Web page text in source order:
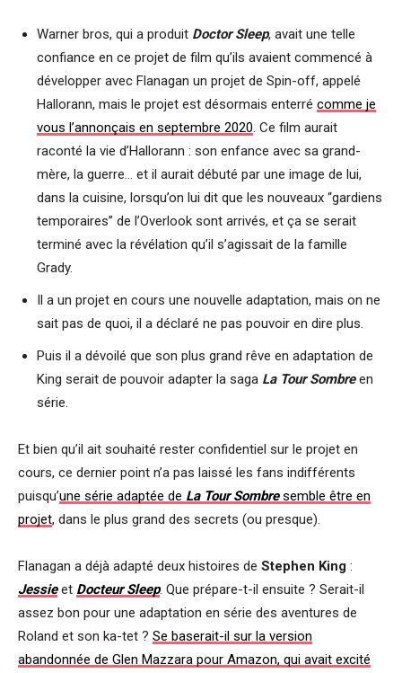
Warner bros, qui a produit Doctor Sleep, avait une telle
confiance en ce projet de film qu’ils avaient commencé à
développer avec Flanagan un projet de Spin-off, appelé
Hallorann, mais le projet est désormais enterré comme je
vous l’annonçais en septembre 2020. Ce film aurait
raconté la vie d’Hallorann : son enfance avec sa grand-
mère, la guerre… et il aurait débuté par une image de lui,
dans la cuisine, lorsqu’on lui dit que les nouveaux “gardiens
temporaires” de l’Overlook sont arrivés, et ça se serait
terminé avec la révélation qu’il s’agissait de la famille
Grady.
Il a un projet en cours une nouvelle adaptation, mais on ne
sait pas de quoi, il a déclaré ne pas pouvoir en dire plus.
Puis il a dévoilé que son plus grand rêve en adaptation de
King serait de pouvoir adapter la saga La Tour Sombreen
série.
Et bien qu’il ait souhaité rester confidentiel sur le projet en
cours, ce dernier point n’a pas laissé les fans indifférents
puisqu’une série adaptée de La Tour Sombresemble être en
projet, dans le plus grand des secrets (ou presque).
Flanagan a déjà adapté deux histoires de Stephen King :
Jessieet Docteur Sleep. Que prépare-t-il ensuite ? Serait-il
assez bon pour une adaptation en série des aventures de
Roland et son ka-tet ? Se baserait-il sur la version
abandonnée de Glen Mazzara pour Amazon, qui avait excité